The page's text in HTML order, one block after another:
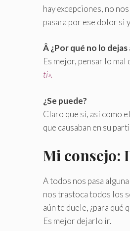
hay excepciones, no
pasara por ese dolor si
Â ¿Por qué no lo dejas
Es mejor, pensar lo mal
ti».
¿Se puede?
Claro que sí, así como
que causaban en su
Mi consejo:
A todos nos pasa
nos trastoca todos los
aún te duele, ¿para qué
Es mejor dejarlo ir.